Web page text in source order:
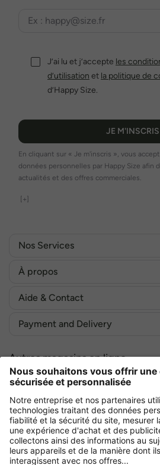
J’ai lu et j’accepte les
d’utilisation et la politique de
d’Happy Size.
JE M'INSCRIS
En cliquant sur « Je m'inscris », vous
données personnelles par Happy Size afin
actualités et des offres commerciales.
[+]
Nos Services
À propos
Aide & Contact
Payment and Delivery
Autres magasins en ligne
France
Achetez en toute sécurité